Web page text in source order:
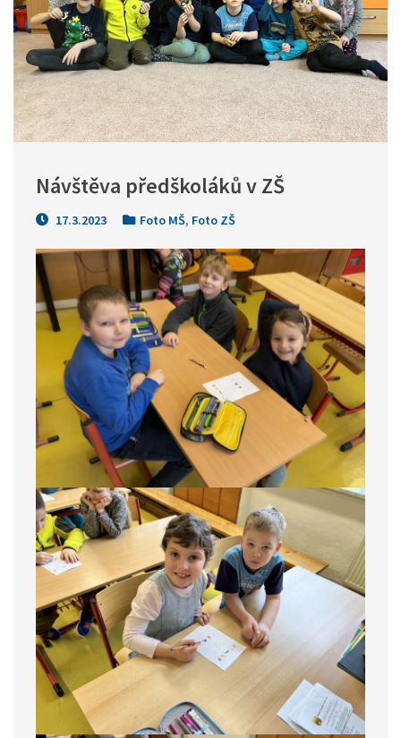
Návštěva předškoláků v ZŠ
17.3.2023 Foto MŠ, Foto ZŠ